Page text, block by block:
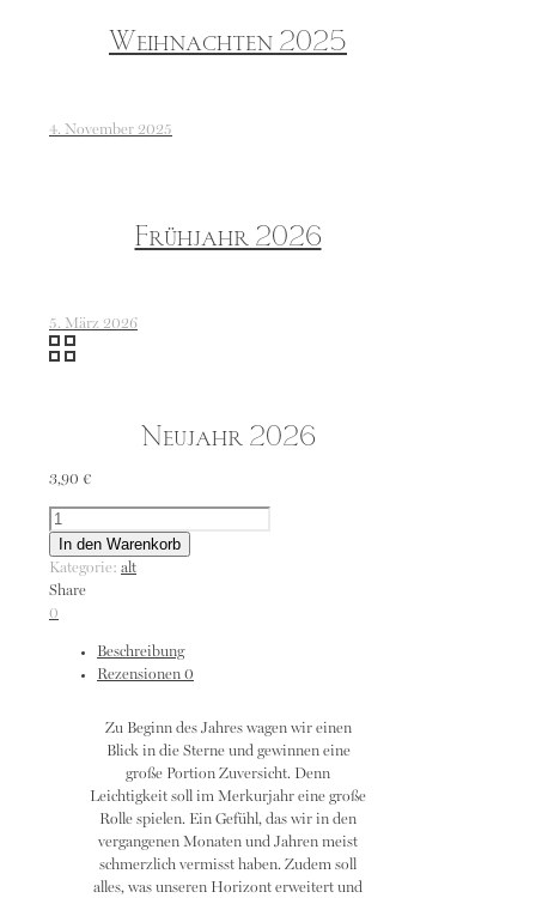
Weihnachten 2025
4. November 2025
Frühjahr 2026
5. März 2026
Neujahr 2026
3,90 €
Neujahr
2026
Menge
In den Warenkorb
Kategorie: alt
Share
0
Beschreibung
Rezensionen 0
Zu Beginn des Jahres wagen wir einen
Blick in die Sterne und gewinnen eine
große Portion Zuversicht. Denn
Leichtigkeit soll im Merkurjahr eine große
Rolle spielen. Ein Gefühl, das wir in den
vergangenen Monaten und Jahren meist
schmerzlich vermisst haben. Zudem soll
alles, was unseren Horizont erweitert und